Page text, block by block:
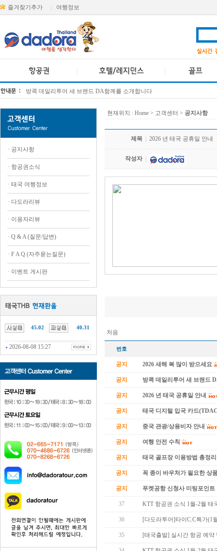
즐겨찾기추가 여행정보
방콕 데일리투어 새 브랜드 DA함께를 소개합니다
· 공지사항
· 항공권소식
· 태국 여행정보
· 다도라리뷰
· 이용자리뷰
· Q & A (질문/답변)
· F A Q (자주묻는질문)
· 이벤트 게시판
45.02 40.31
2026-08-08 15:27
현재위치 : Home > 고객센터 > 공지사항
제목 2026 년 태국 공휴일 안내
작성자
처음
번호
공지 2026 새해 복 많이 받으세요
공지 방콕 데일리투어 새 브랜드
공지 2026 년 태국 공휴일 안내
공지 태국 디지털 입국 카드
공지 중국 관광/상용비자 안내
공지 여행 안전 수칙
공지 태국 골프장 이용방법 총정리
공지 꼭 종이 바우처가 필요한 상
공지 푸켓공항 신청사 미팅포인트
37 KTT 항공권 소식 1월-2월 태
36 [다도라투어]타이C.C특가(1
35 [태국출발] 실시간 항공 예